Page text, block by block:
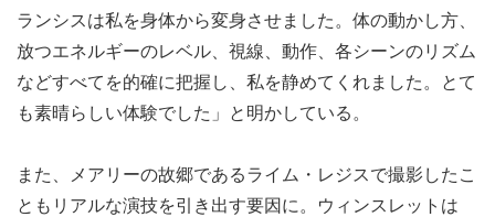
ランシスは私を身体から変身させました。体の動かし方、
放つエネルギーのレベル、視線、動作、各シーンのリズム
などすべてを的確に把握し、私を静めてくれました。とて
も素晴らしい体験でした」と明かしている。
また、メアリーの故郷であるライム・レジスで撮影したこ
ともリアルな演技を引き出す要因に。ウィンスレットは